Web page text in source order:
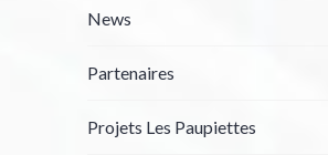
News
Partenaires
Projets Les Paupiettes